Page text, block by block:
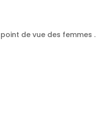
de vue des femmes .